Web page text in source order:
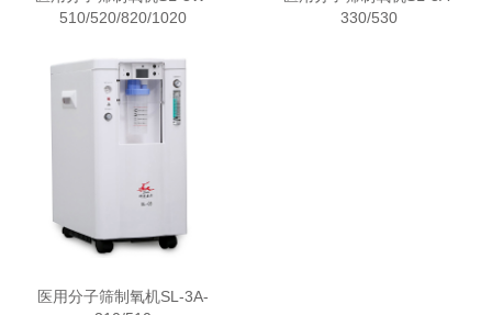
510/520/820/1020
330/530
医用分子筛制氧机SL-3A-